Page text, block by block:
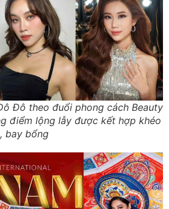
Đô theo đuổi phong cách Beauty
điểm lộng lẫy được kết hợp khéo
bay bổng